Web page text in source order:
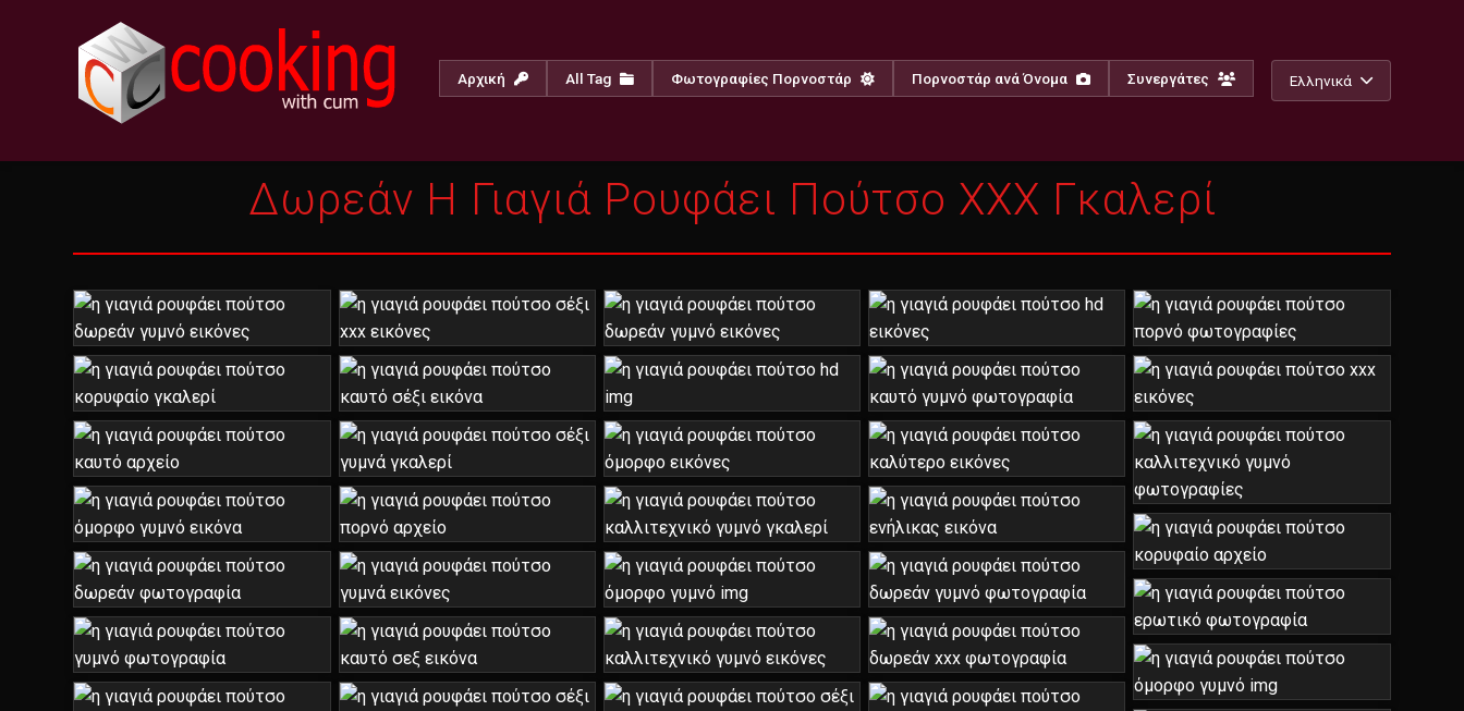
Αρχική All Tag Φωτογραφίες Πορνοστάρ Πορνοστάρ ανά Όνομα Συνεργάτες Ελληνικά
Δωρεάν Η Γιαγιά Ρουφάει Πούτσο XXX Γκαλερί